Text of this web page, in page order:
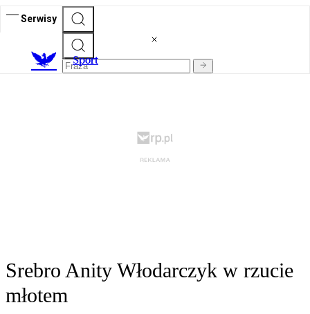
Serwisy
Sport
Srebro Anity Włodarczyk w rzucie
młotem